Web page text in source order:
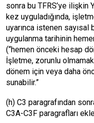
sonra bu TFRS’ye ilişkin
kez uyguladığında,
uyarınca istenen sayısal
uygulanma tarihinin
(“hemen önceki hesap
İşletme, zorunlu
dönem için veya daha
sunabilir.”
(h) C3 paragrafından
C3A-C3F paragrafları